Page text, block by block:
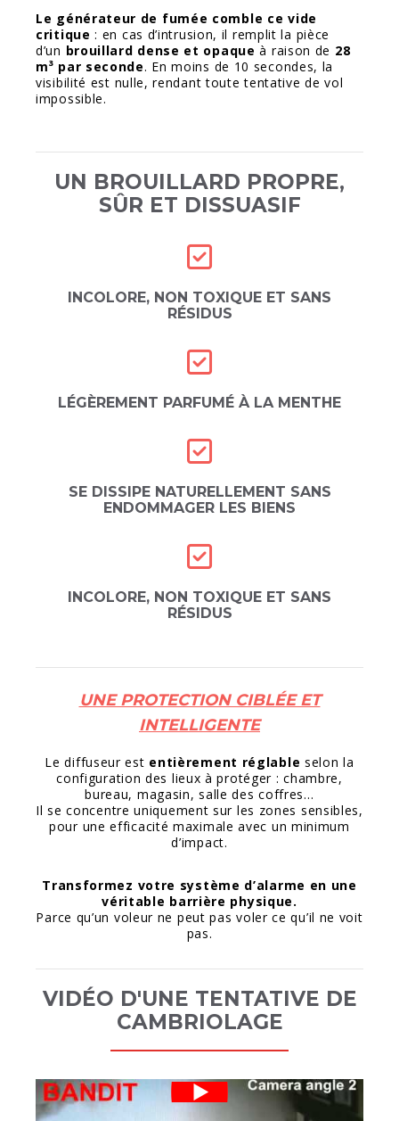
Le générateur de fumée comble ce vide
critique : en cas d’intrusion, il remplit la pièce
d’un brouillard dense et opaque à raison de 28
m³ par seconde. En moins de 10 secondes, la
visibilité est nulle, rendant toute tentative de vol
impossible.
UN BROUILLARD PROPRE,
SÛR ET DISSUASIF
INCOLORE, NON TOXIQUE ET SANS
RÉSIDUS
LÉGÈREMENT PARFUMÉ À LA MENTHE
SE DISSIPE NATURELLEMENT SANS
ENDOMMAGER LES BIENS
INCOLORE, NON TOXIQUE ET SANS
RÉSIDUS
UNE PROTECTION CIBLÉE ET
INTELLIGENTE
Le diffuseur est entièrement réglable selon la
configuration des lieux à protéger : chambre,
bureau, magasin, salle des coffres…
Il se concentre uniquement sur les zones sensibles,
pour une efficacité maximale avec un minimum
d’impact.
Transformez votre système d’alarme en une
véritable barrière physique.
Parce qu’un voleur ne peut pas voler ce qu’il ne voit
pas.
VIDÉO D'UNE TENTATIVE DE
CAMBRIOLAGE